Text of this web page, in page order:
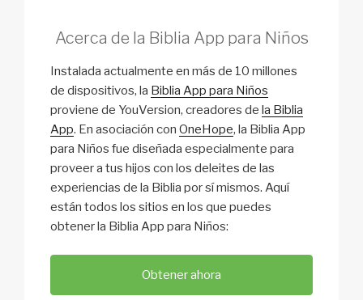
Acerca de la Biblia App para Niños
Instalada actualmente en más de 10 millones
de dispositivos, la Biblia App para Niños
proviene de YouVersion, creadores de la Biblia
App. En asociación con OneHope, la Biblia App
para Niños fue diseñada especialmente para
proveer a tus hijos con los deleites de las
experiencias de la Biblia por sí mismos. Aquí
están todos los sitios en los que puedes
obtener la Biblia App para Niños:
Obtener ahora